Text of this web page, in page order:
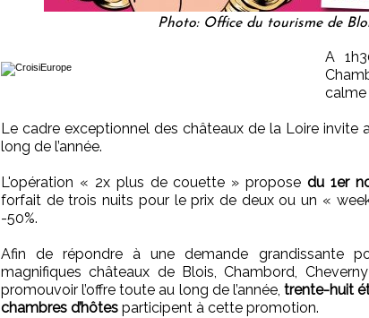
Photo: Office du tourisme de
A
calme
Le cadre exceptionnel des châteaux de la Loire invite
long de l’année.
L'opération « 2x plus de couette » propose du 1er
forfait de trois nuits pour le prix de deux ou un «
-50%.
Afin de répondre à une demande grandissante
magnifiques châteaux de Blois, Chambord,
promouvoir l’offre toute au long de l’année, trente-huit
chambres d’hôtes participent à cette promotion.